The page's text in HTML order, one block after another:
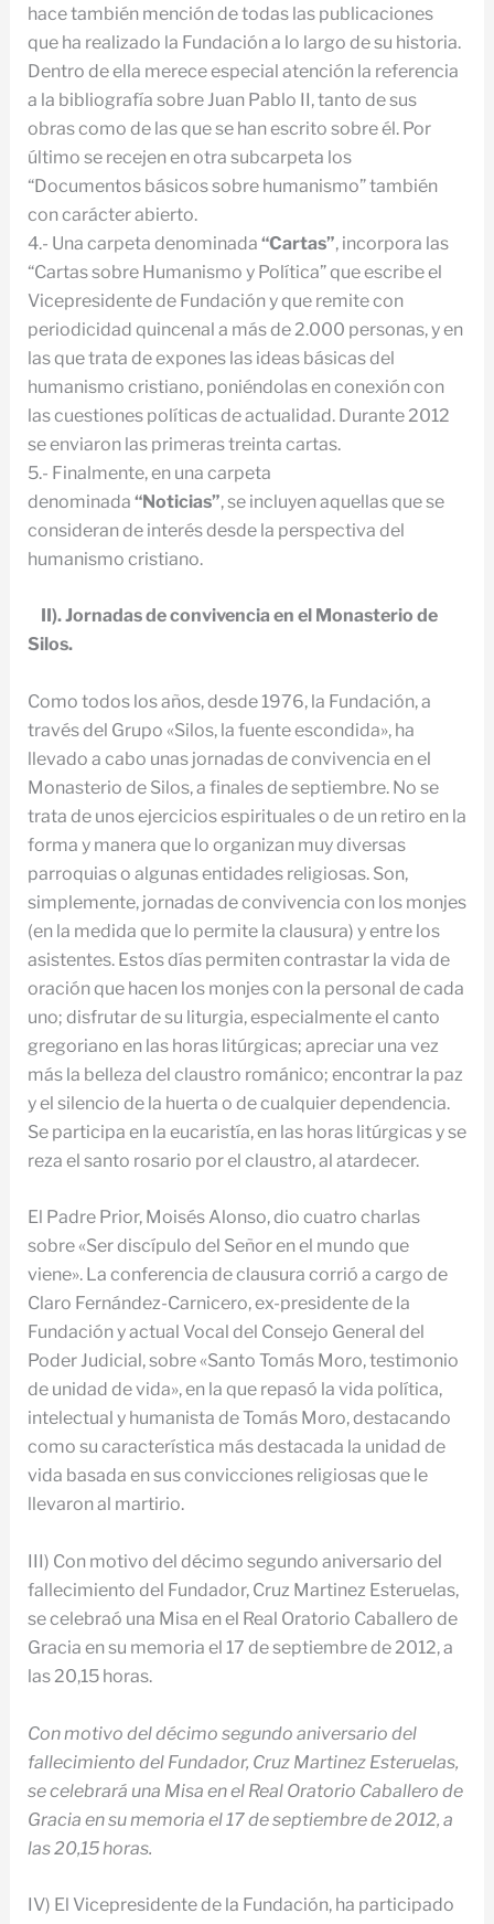
hace también mención de todas las publicaciones
que ha realizado la Fundación a lo largo de su historia.
Dentro de ella merece especial atención la referencia
a la bibliografía sobre Juan Pablo II, tanto de sus
obras como de las que se han escrito sobre él. Por
último se recejen en otra subcarpeta los
“Documentos básicos sobre humanismo” también
con carácter abierto.
4.- Una carpeta denominada “Cartas”, incorpora las
“Cartas sobre Humanismo y Política” que escribe el
Vicepresidente de Fundación y que remite con
periodicidad quincenal a más de 2.000 personas, y en
las que trata de expones las ideas básicas del
humanismo cristiano, poniéndolas en conexión con
las cuestiones políticas de actualidad. Durante 2012
se enviaron las primeras treinta cartas.
5.- Finalmente, en una carpeta
denominada “Noticias”, se incluyen aquellas que se
consideran de interés desde la perspectiva del
humanismo cristiano.
II). Jornadas de convivencia en el Monasterio de
Silos.
Como todos los años, desde 1976, la Fundación, a
través del Grupo «Silos, la fuente escondida», ha
llevado a cabo unas jornadas de convivencia en el
Monasterio de Silos, a finales de septiembre. No se
trata de unos ejercicios espirituales o de un retiro en la
forma y manera que lo organizan muy diversas
parroquias o algunas entidades religiosas. Son,
simplemente, jornadas de convivencia con los monjes
(en la medida que lo permite la clausura) y entre los
asistentes. Estos días permiten contrastar la vida de
oración que hacen los monjes con la personal de cada
uno; disfrutar de su liturgia, especialmente el canto
gregoriano en las horas litúrgicas; apreciar una vez
más la belleza del claustro románico; encontrar la paz
y el silencio de la huerta o de cualquier dependencia.
Se participa en la eucaristía, en las horas litúrgicas y se
reza el santo rosario por el claustro, al atardecer.
El Padre Prior, Moisés Alonso, dio cuatro charlas
sobre «Ser discípulo del Señor en el mundo que
viene». La conferencia de clausura corrió a cargo de
Claro Fernández-Carnicero, ex-presidente de la
Fundación y actual Vocal del Consejo General del
Poder Judicial, sobre «Santo Tomás Moro, testimonio
de unidad de vida», en la que repasó la vida política,
intelectual y humanista de Tomás Moro, destacando
como su característica más destacada la unidad de
vida basada en sus convicciones religiosas que le
llevaron al martirio.
III) Con motivo del décimo segundo aniversario del
fallecimiento del Fundador, Cruz Martinez Esteruelas,
se celebraó una Misa en el Real Oratorio Caballero de
Gracia en su memoria el 17 de septiembre de 2012, a
las 20,15 horas.
Con motivo del décimo segundo aniversario del
fallecimiento del Fundador, Cruz Martinez Esteruelas,
se celebrará una Misa en el Real Oratorio Caballero de
Gracia en su memoria el 17 de septiembre de 2012, a
las 20,15 horas.
IV) El Vicepresidente de la Fundación, ha participado